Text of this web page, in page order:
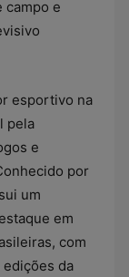
campo e
esportivo na
pela
e
por
um
em
com
da